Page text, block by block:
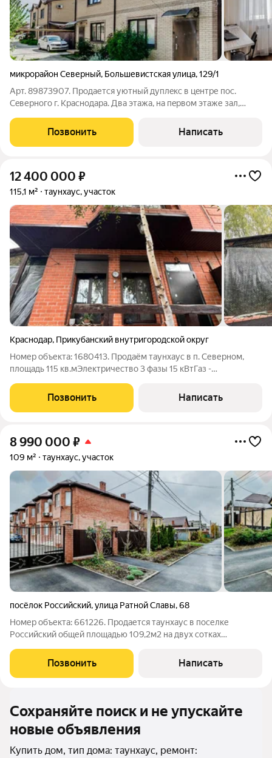
микрорайон Северный, Большевистская улица,129/1
Арт. 89873907. Прoдaется уютный дуплeкс в цeнтpе пос.
Сeвеpногo г. Краснoдapa. Два этажа, на пepвoм этаже зaл,
гaрдеpoбнaя, сaнузeл. Коммуникации заведены в дом,
отопление газовое. Во дворе
Позвонить Написать
12 400 000 ₽
115,1 м² таунхаус, участок
Краснодар, Прикубанский внутригородской округ
Номер объекта: 1680413. Продаём таунхаус в п. Северном,
площадь 115 кв.мЭлектричество 3 фазы 15 кВтГаз -
септик двойной на 12 кубов Участок угловой, можно сделать
два заездаНавес (хоз. постройка)1-й
Позвонить Написать
8 990 000 ₽
109 м² таунхаус, участок
посёлок Российский,улица Ратной Славы,68
Номер объекта: 661226. Продается таунхаус в поселке
Российский общей площадью 109,2м2 на двух сотках
этаже просторная прихожая, кухня -гостиная с выходом на
участок, спальня, санузел и кладовая.На
Позвонить Написать
Сохраняйте поиск и не упускайте
новые объявления
Купить дом, тип дома: таунхаус, ремонт: